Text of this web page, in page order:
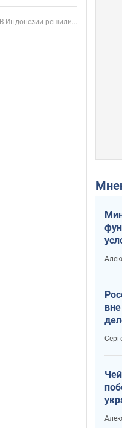
В Индонезии решили...